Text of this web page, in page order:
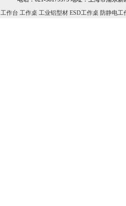
工作台 工作桌 工业铝型材 ESD工作桌 防静电工